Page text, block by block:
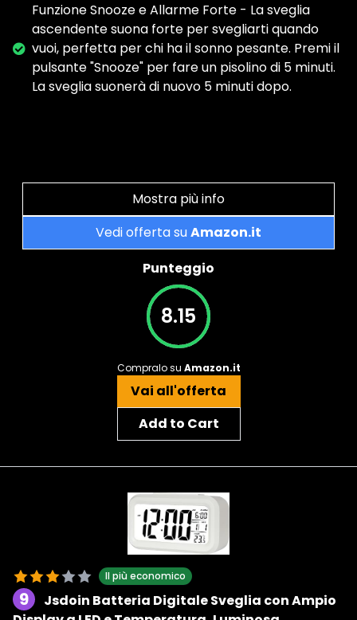
Funzione Snooze e Allarme Forte - La sveglia
ascendente suona forte per svegliarti quando
vuoi, perfetta per chi ha il sonno pesante. Premi il
pulsante "Snooze" per fare un pisolino di 5 minuti.
La sveglia suonerà di nuovo 5 minuti dopo.
Mostra più info
Vedi offerta suAmazon.it
Punteggio
8.15
Compralo su Amazon.it
Vai all'offerta
Add to Cart
Il più economico
9
Jsdoin Batteria Digitale Sveglia con Ampio